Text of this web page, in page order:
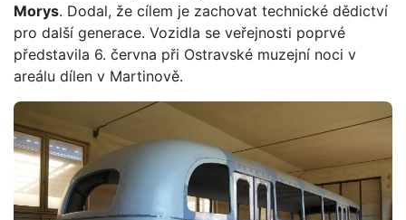
Morys. Dodal, že cílem je zachovat technické dědictví
pro další generace. Vozidla se veřejnosti poprvé
představila 6. června při Ostravské muzejní noci v
areálu dílen v Martinově.